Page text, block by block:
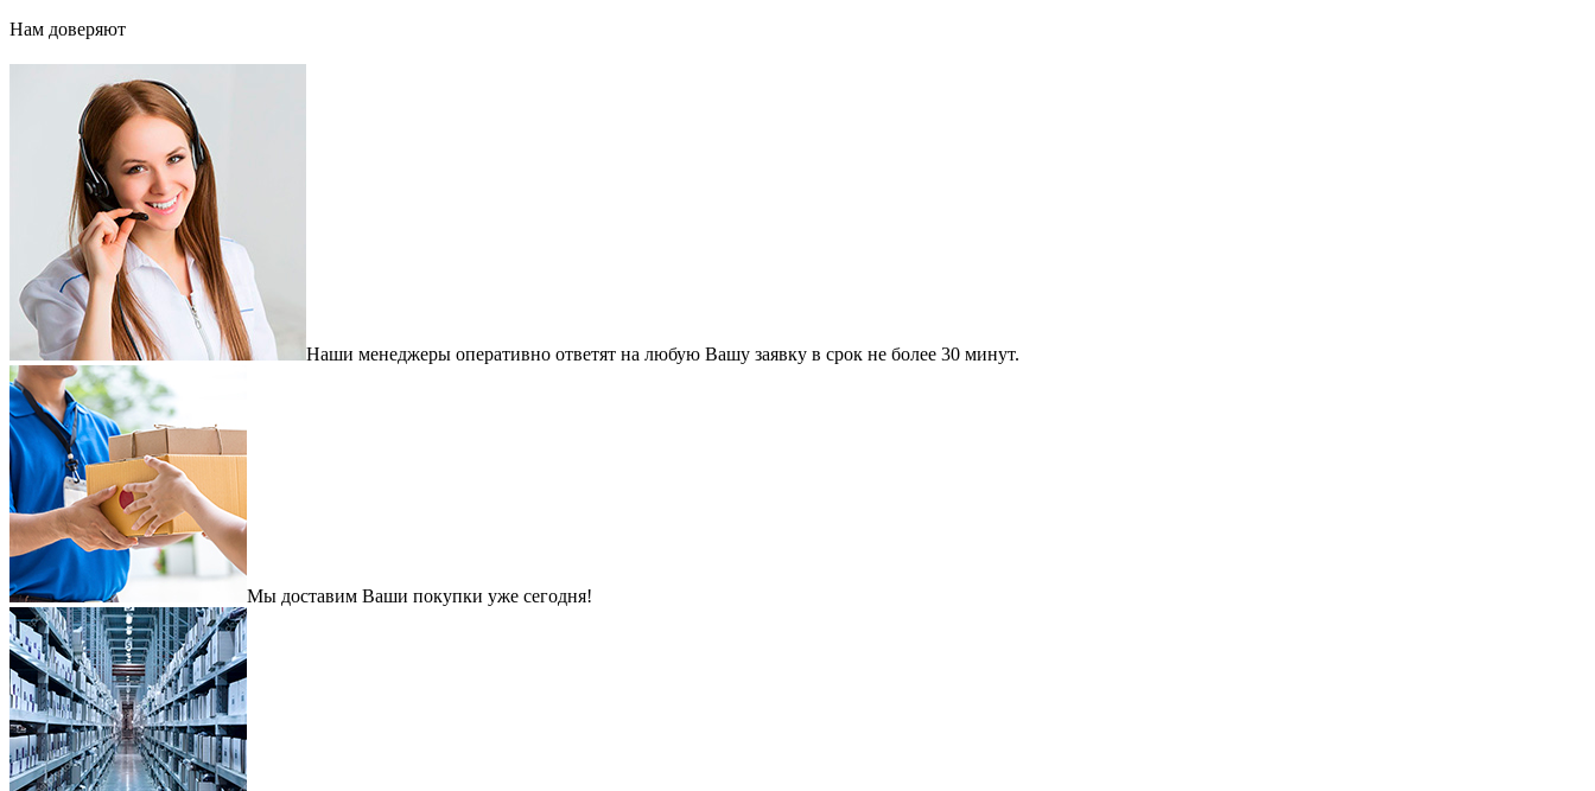
Нам доверяют
Наши менеджеры оперативно ответят на любую Вашу заявку в срок не более 30 минут.
Мы доставим Ваши покупки уже сегодня!